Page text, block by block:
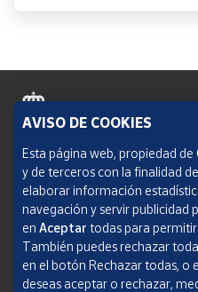
Política de cookies
Aviso legal
Condiciones del servicio
Política de Privacidad Web
AVISO DE COOKIES
Esta página web, propiedad
y de terceros con la finalidad
elaborar información
navegación y servir publicidad
en Aceptar todas para
También puedes rechazar
en el botón Rechazar todas, o
deseas aceptar o rechazar,